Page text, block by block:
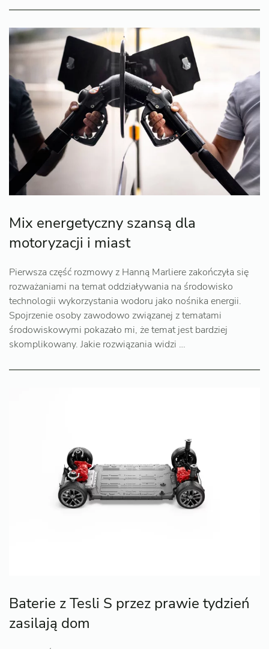
Mix energetyczny szansą dla
motoryzacji i miast
Pierwsza część rozmowy z Hanną Marliere zakończyła się
rozważaniami na temat oddziaływania na środowisko
technologii wykorzystania wodoru jako nośnika energii.
Spojrzenie osoby zawodowo związanej z tematami
środowiskowymi pokazało mi, że temat jest bardziej
skomplikowany. Jakie rozwiązania widzi …
Baterie z Tesli S przez prawie tydzień
zasilają dom